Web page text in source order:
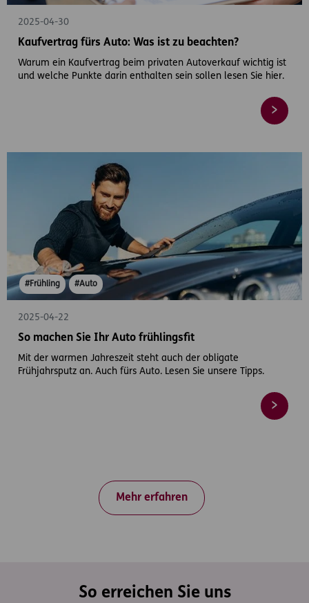
2025-04-30
Kaufvertrag fürs Auto: Was ist zu beachten?
Warum ein Kaufvertrag beim privaten Autoverkauf wichtig ist
und welche Punkte darin enthalten sein sollen lesen Sie hier.
#Frühling #Auto
2025-04-22
So machen Sie Ihr Auto frühlingsfit
Mit der warmen Jahreszeit steht auch der obligate
Frühjahrsputz an. Auch fürs Auto. Lesen Sie unsere Tipps.
Mehr erfahren
So erreichen Sie uns